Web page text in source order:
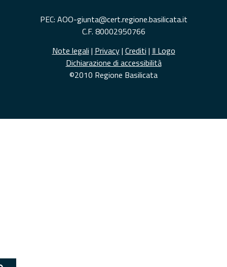
PEC: AOO-giunta@cert.regione.basilicata.it
C.F. 80002950766
Note legali | Privacy| Crediti | Il Logo
Dichiarazione di accessibilità
©2010 Regione Basilicata